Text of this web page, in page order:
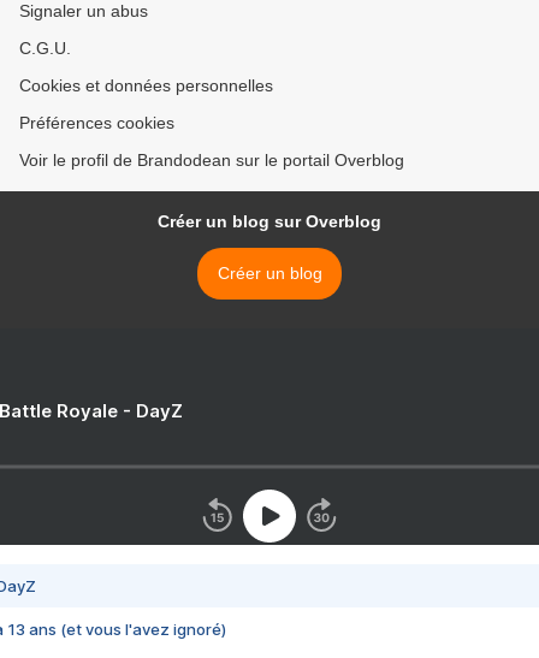
Signaler un abus
C.G.U.
Cookies et données personnelles
Préférences cookies
Voir le profil de Brandodean sur le portail Overblog
Créer un blog sur Overblog
Créer un blog
Royale - DayZ
13 ans (et vous l'avez ignoré)